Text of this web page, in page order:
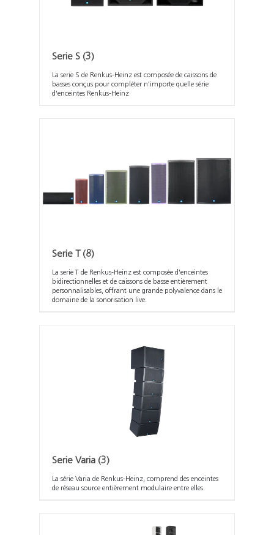
Serie S (3)
La serie S de Renkus-Heinz est composée de caissons de
basses conçus pour compléter n'importe quelle série
d'enceintes Renkus-Heinz
Serie T (8)
La serie T de Renkus-Heinz est composée d'enceintes
bidirectionnelles et de caissons de basse entièrement
personnalisables, offrant une grande polyvalence dans le
domaine de la sonorisation live.
Serie Varia (3)
La série Varia de Renkus-Heinz, comprend des enceintes
de réseau source entièrement modulaire entre elles.